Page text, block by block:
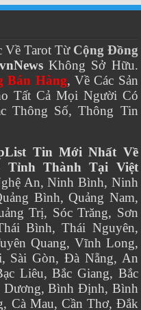
Tarot Từ Cộng Đồng
Không Sở Hữu.
Bán Hàng, Về Các Sản
Tất Cả Mọi Người Có
Thông Số, Thông Tin
Tin Mới Nhất Về
Tỉnh Thành Tại Việt
An, Ninh Bình, Ninh
Bình, Quảng Nam,
Trị, Sóc Trăng, Sơn
Bình, Thái Nguyên,
Quang, Vĩnh Long,
Sài Gòn, Đà Nẵng, An
Liêu, Bắc Giang, Bắc
Dương, Bình Định, Bình
Cà Mau, Cần Thơ, Đắk